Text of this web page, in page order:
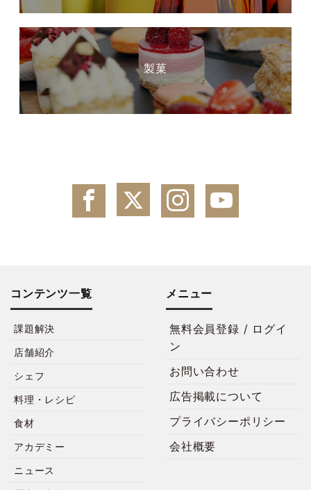
製菓
コンテンツ一覧
課題解決
店舗紹介
シェフ
料理・レシピ
食材
アカデミー
ニュース
メニュー
無料会員登録 / ログイ
ン
お問い合わせ
広告掲載について
プライバシーポリシー
会社概要